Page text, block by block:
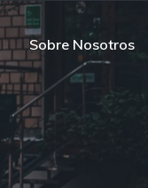
Sobre Nosotros